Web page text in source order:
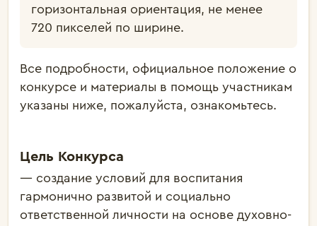
горизонтальная ориентация, не менее
720 пикселей по ширине.
Все подробности, официальное положение о
конкурсе и материалы в помощь участникам
указаны ниже, пожалуйста, ознакомьтесь.
Цель Конкурса
— создание условий для воспитания
гармонично развитой и социально
ответственной личности на основе духовно-